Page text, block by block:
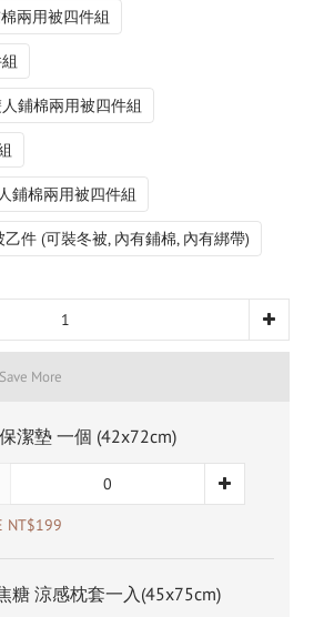
兩用被四件組
鋪棉兩用被四件組
鋪棉兩用被四件組
件 (可裝冬被, 內有鋪棉, 內有綁帶)
More
潔墊 一個 (42x72cm)
NT$199
糖 涼感枕套一入(45x75cm)